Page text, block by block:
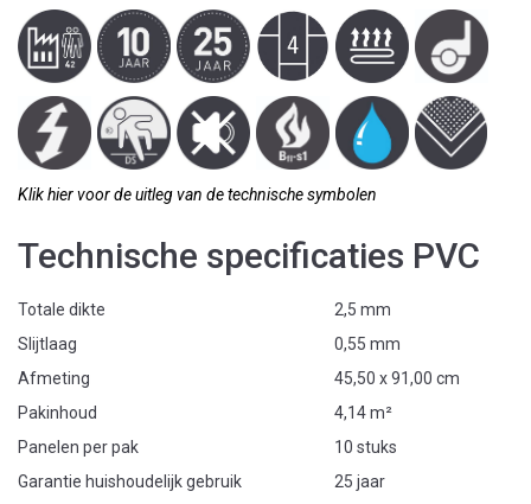
Klik hier voor de uitleg van de technische symbolen
Technische specificaties PVC
Totale dikte
2,5 mm
Slijtlaag
0,55 mm
Afmeting
45,50 x 91,00 cm
Pakinhoud
4,14 m²
Panelen per pak
10 stuks
Garantie huishoudelijk gebruik
25 jaar